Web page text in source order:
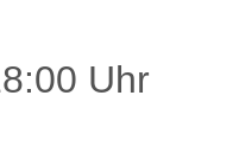
Uhr